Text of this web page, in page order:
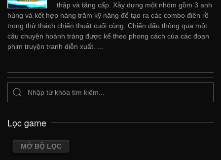
thập và tăng cấp. Xây dựng một nhóm gồm 3 anh
hùng và kết hợp hàng trăm kỹ năng để tạo ra các combo điên rồ
trong thử thách chiến thuật cuối cùng. Chiến đấu thông qua một
câu chuyện hoành tráng được kể theo phong cách của các đoạn
phim truyện tranh diễn xuất. ...
Lọc game
MỞ BỘ LỌC